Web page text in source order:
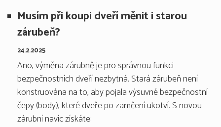
Musím při koupi dveří měnit i starou
zárubeň?
24.2.2025
Ano, výměna zárubně je pro správnou funkci
bezpečnostních dveří nezbytná. Stará zárubeň není
konstruována na to, aby pojala výsuvné bezpečnostní
čepy (body), které dveře po zamčení ukotví. S novou
zárubní navíc získáte: